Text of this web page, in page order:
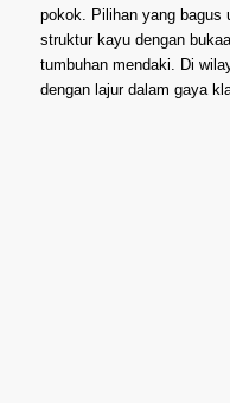
pokok. Pilihan yang bagus
struktur kayu dengan
tumbuhan mendaki. Di
dengan lajur dalam gaya